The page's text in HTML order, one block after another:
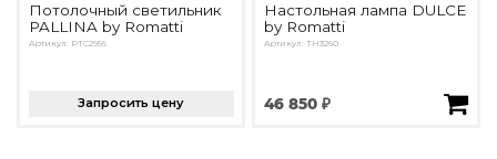
Потолочный светильник
PALLINA by Romatti
Артикул: PTC2956
Запросить цену
Настольная лампа DULCE
by Romatti
Артикул: ТН3260
46 850 ₽